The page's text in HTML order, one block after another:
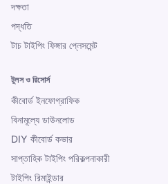
দক্ষতা
পদ্ধতি
টাচ টাইপিং ফিঙ্গার প্লেসমেন্ট
টুলস ও রিসোর্স
কীবোর্ড ইনফোগ্রাফিক
বিনামূল্যে ডাউনলোড
DIY কীবোর্ড কভার
সাপ্তাহিক টাইপিং পরিকল্পনাকারী
টাইপিং রিমাইন্ডার